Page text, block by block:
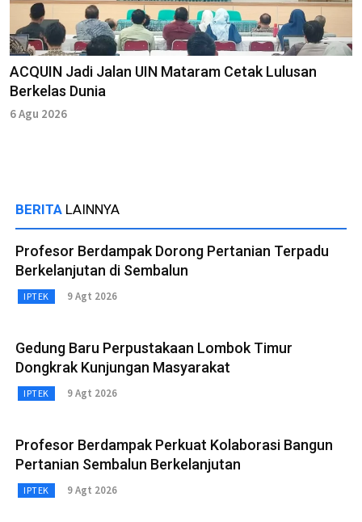
ACQUIN Jadi Jalan UIN Mataram Cetak Lulusan
Berkelas Dunia
6 Agu 2026
BERITA LAINNYA
Profesor Berdampak Dorong Pertanian Terpadu
Berkelanjutan di Sembalun
IPTEK 9 Agt 2026
Gedung Baru Perpustakaan Lombok Timur
Dongkrak Kunjungan Masyarakat
IPTEK 9 Agt 2026
Profesor Berdampak Perkuat Kolaborasi Bangun
Pertanian Sembalun Berkelanjutan
IPTEK 9 Agt 2026